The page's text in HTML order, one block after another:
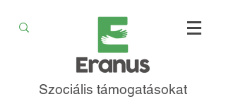
Szociális támogatásokat